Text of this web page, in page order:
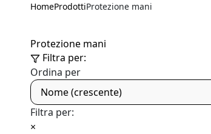
HomeProdottiProtezione mani
Protezione mani
Filtra per:
Ordina per
Nome (crescente)
Filtra per:
×